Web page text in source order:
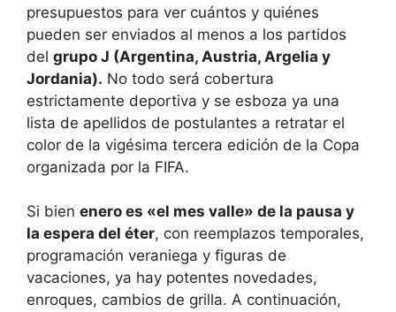
presupuestos para ver cuántos y quiénes
pueden ser enviados al menos a los partidos
del grupo J (Argentina, Austria, Argelia y
Jordania). No todo será cobertura
estrictamente deportiva y se esboza ya una
lista de apellidos de postulantes a retratar el
color de la vigésima tercera edición de la Copa
organizada por la FIFA.
Si bien enero es «el mes valle» de la pausa y
la espera del éter, con reemplazos temporales,
programación veraniega y figuras de
vacaciones, ya hay potentes novedades,
enroques, cambios de grilla. A continuación,